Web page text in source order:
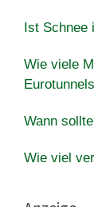
Ist Schnee
Wie viele
Wann
Wie viel